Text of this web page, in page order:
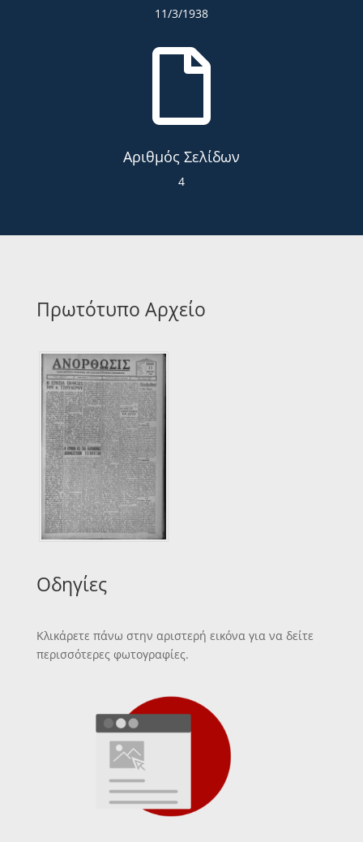
11/3/1938

Αριθμός Σελίδων
4
Πρωτότυπο Αρχείο
Οδηγίες
Κλικάρετε πάνω στην αριστερή εικόνα για να δείτε
περισσότερες φωτογραφίες.